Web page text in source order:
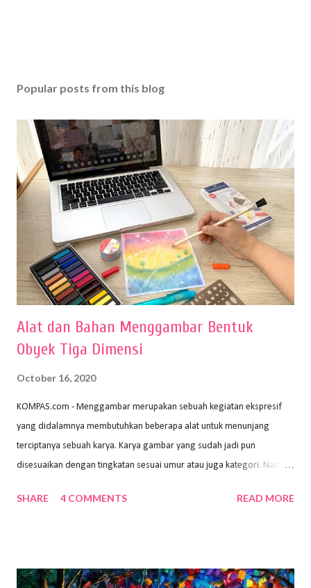
Popular posts from this blog
Alat dan Bahan Menggambar Bentuk
Obyek Tiga Dimensi
October 16, 2020
KOMPAS.com - Menggambar merupakan sebuah kegiatan ekspresif
yang didalamnya membutuhkan beberapa alat untuk menunjang
terciptanya sebuah karya. Karya gambar yang sudah jadi pun
disesuaikan dengan tingkatan sesuai umur atau juga kategori. Namun,
sehingga hasilnya bisa dilihat. Peran alat dan bahan sangat
memiliki spesifikasi berbeda sesuai jenisnya. Berikut peralatan
SHARE 4 COMMENTS READ MORE